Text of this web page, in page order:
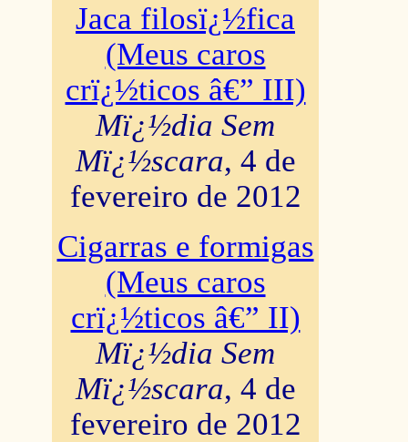
Jaca filosï¿½fica
(Meus caros
crï¿½ticos â€” III)
Mï¿½dia Sem
Mï¿½scara, 4 de
fevereiro de 2012
Cigarras e formigas
(Meus caros
crï¿½ticos â€” II)
Mï¿½dia Sem
Mï¿½scara, 4 de
fevereiro de 2012